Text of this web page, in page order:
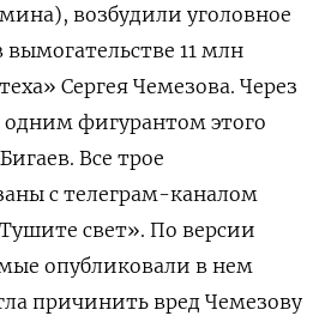
возбудили уголовное
11 млн
Сергея Чемезова. Через
одним фигурантом этого
Все трое
с телеграм-каналом
свет». По версии
опубликовали в нем
причинить вред Чемезову